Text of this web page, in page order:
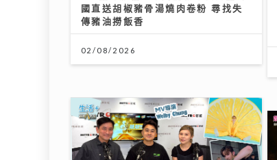
國直送胡椒豬骨湯燒肉卷粉 尋找失
傳豬油撈飯香
02/08/2026